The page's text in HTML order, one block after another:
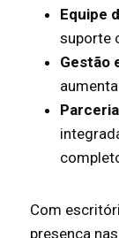
Equipe
suporte
Gestão
Com
presença